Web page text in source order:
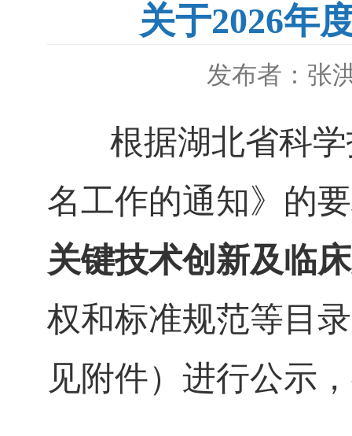
关于2026年
发布者：张
根据湖北省科
名工作的通知》的
关键技术创新及临
权和标准规范等目
见附件）进行公示